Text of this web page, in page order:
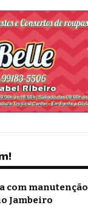
com manutenção
Jambeiro